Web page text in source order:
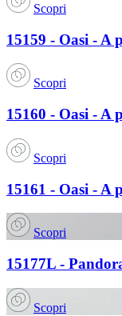
Scopri
15159 - Oasi - A
Scopri
15160 - Oasi - A
Scopri
15161 - Oasi - A
Scopri
15177L -
Scopri